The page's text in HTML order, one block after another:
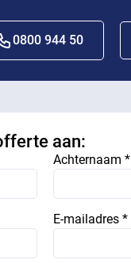
0800 944 50
aan:
Achternaam *
E-mailadres *